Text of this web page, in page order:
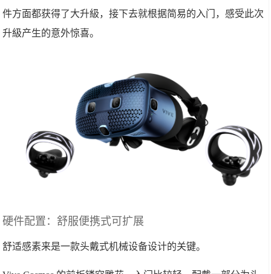
件方面都获得了大升級，接下去就根据简易的入门，感受此次
升級产生的意外惊喜。
硬件配置：舒服便携式可扩展
舒适感素来是一款头戴式机械设备设计的关键。